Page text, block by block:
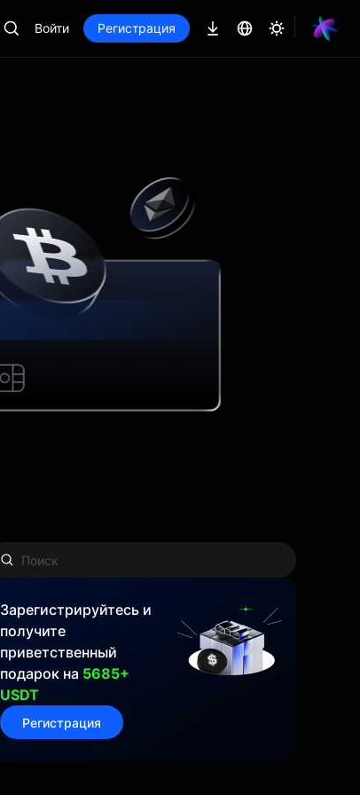
Войти Регистрация
Зарегистрируйтесь и
получите
приветственный
подарок на 5685+
USDT
Регистрация